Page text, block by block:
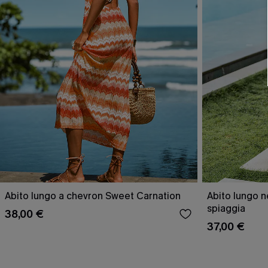
Abito lungo a chevron Sweet Carnation
38,00 €
Abito lungo
spiaggia
37,00 €